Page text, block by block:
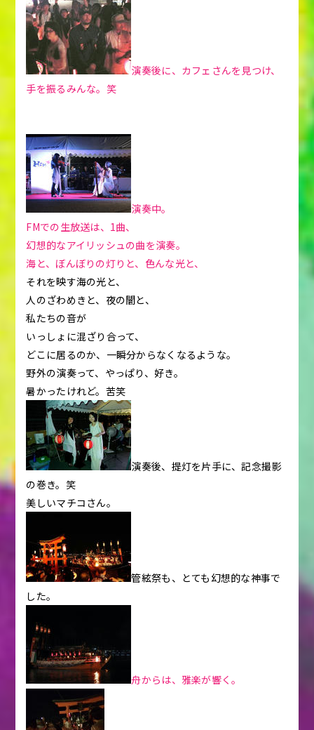
演奏後に、カフェさんを見つけ、
手を振るみんな。笑
演奏中。
FMでの生放送は、1曲、
幻想的なアイリッシュの曲を演奏。
海と、ぼんぼりの灯りと、色んな光と、
それを映す海の光と、
人のざわめきと、夜の闇と、
私たちの音が
いっしょに混ざり合って、
どこに居るのか、一瞬分からなくなるような。
野外の演奏って、やっぱり、好き。
暑かったけれど。苦笑
演奏後、提灯を片手に、記念撮影
の巻き。笑
美しいマチコさん。
管絃祭も、とても幻想的な神事で
した。
舟からは、雅楽が響く。